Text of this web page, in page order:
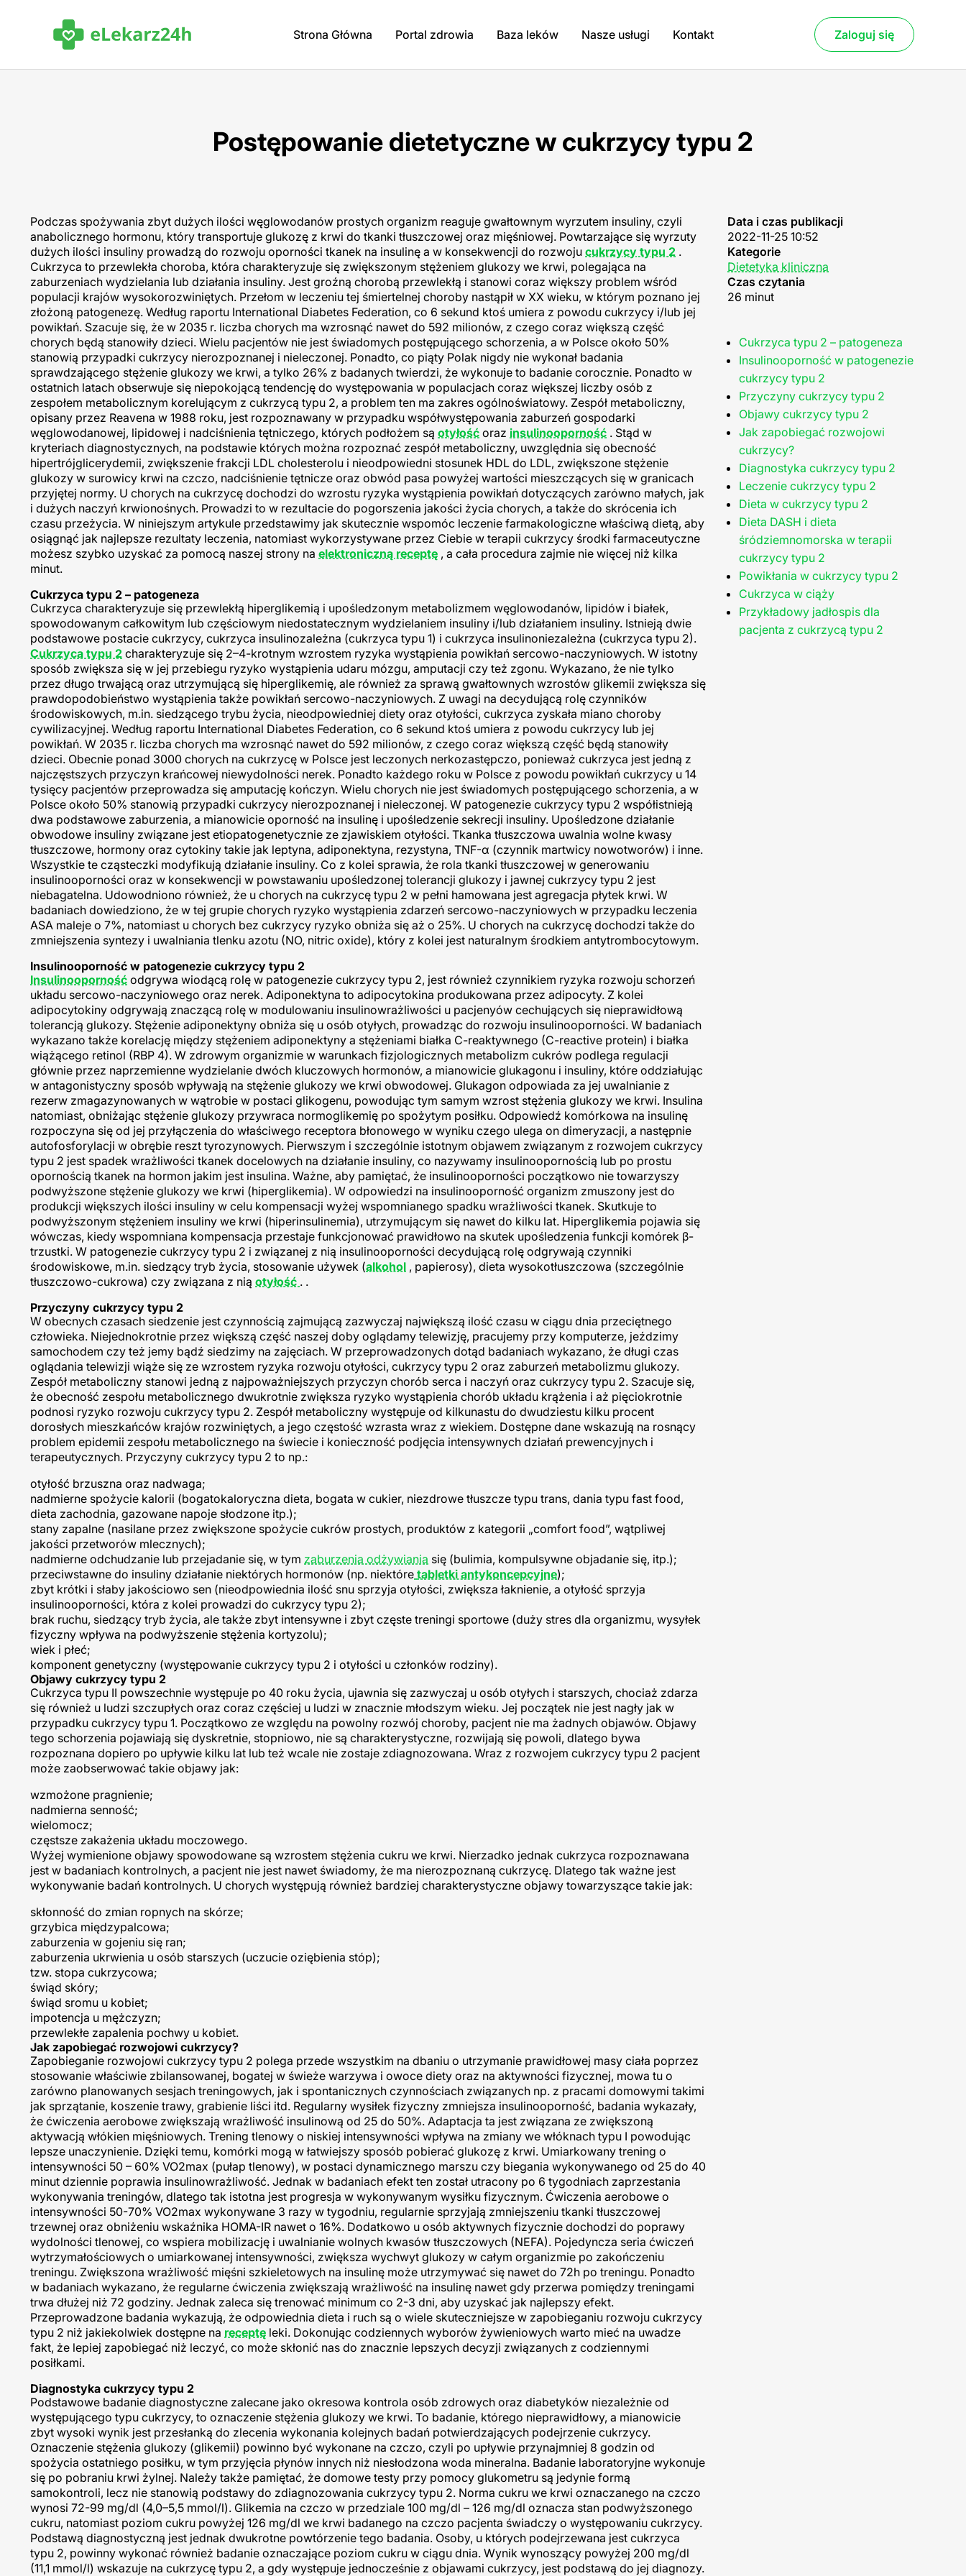
Strona Główna Portal zdrowia Baza leków Nasze usługi Kontakt Zaloguj się
Postępowanie dietetyczne w cukrzycy typu 2
Data i czas publikacji
2022-11-25 10:52
Kategorie
Dietetyka kliniczna
Czas czytania
26 minut
Cukrzyca typu 2 – patogeneza
Insulinooporność w patogenezie
cukrzycy typu 2
Przyczyny cukrzycy typu 2
Objawy cukrzycy typu 2
Jak zapobiegać rozwojowi
cukrzycy?
Diagnostyka cukrzycy typu 2
Leczenie cukrzycy typu 2
Dieta w cukrzycy typu 2
Dieta DASH i dieta
śródziemnomorska w terapii
cukrzycy typu 2
Powikłania w cukrzycy typu 2
Cukrzyca w ciąży
Przykładowy jadłospis dla
pacjenta z cukrzycą typu 2
Podczas spożywania zbyt dużych ilości węglowodanów prostych organizm reaguje gwałtownym wyrzutem insuliny, czyli
anabolicznego hormonu, który transportuje glukozę z krwi do tkanki tłuszczowej oraz mięśniowej. Powtarzające się wyrzuty
dużych ilości insuliny prowadzą do rozwoju oporności tkanek na insulinę a w konsekwencji do rozwoju cukrzycy typu 2 .
Cukrzyca to przewlekła choroba, która charakteryzuje się zwiększonym stężeniem glukozy we krwi, polegająca na
zaburzeniach wydzielania lub działania insuliny. Jest groźną chorobą przewlekłą i stanowi coraz większy problem wśród
populacji krajów wysokorozwiniętych. Przełom w leczeniu tej śmiertelnej choroby nastąpił w XX wieku, w którym poznano jej
złożoną patogenezę. Według raportu International Diabetes Federation, co 6 sekund ktoś umiera z powodu cukrzycy i/lub jej
powikłań. Szacuje się, że w 2035 r. liczba chorych ma wzrosnąć nawet do 592 milionów, z czego coraz większą część
chorych będą stanowiły dzieci. Wielu pacjentów nie jest świadomych postępującego schorzenia, a w Polsce około 50%
stanowią przypadki cukrzycy nierozpoznanej i nieleczonej. Ponadto, co piąty Polak nigdy nie wykonał badania
sprawdzającego stężenie glukozy we krwi, a tylko 26% z badanych twierdzi, że wykonuje to badanie corocznie. Ponadto w
ostatnich latach obserwuje się niepokojącą tendencję do występowania w populacjach coraz większej liczby osób z
zespołem metabolicznym korelującym z cukrzycą typu 2, a problem ten ma zakres ogólnoświatowy. Zespół metaboliczny,
opisany przez Reavena w 1988 roku, jest rozpoznawany w przypadku współwystępowania zaburzeń gospodarki
węglowodanowej, lipidowej i nadciśnienia tętniczego, których podłożem są otyłość oraz insulinooporność . Stąd w
kryteriach diagnostycznych, na podstawie których można rozpoznać zespół metaboliczny, uwzględnia się obecność
hipertrójglicerydemii, zwiększenie frakcji LDL cholesterolu i nieodpowiedni stosunek HDL do LDL, zwiększone stężenie
glukozy w surowicy krwi na czczo, nadciśnienie tętnicze oraz obwód pasa powyżej wartości mieszczących się w granicach
przyjętej normy. U chorych na cukrzycę dochodzi do wzrostu ryzyka wystąpienia powikłań dotyczących zarówno małych, jak
i dużych naczyń krwionośnych. Prowadzi to w rezultacie do pogorszenia jakości życia chorych, a także do skrócenia ich
czasu przeżycia. W niniejszym artykule przedstawimy jak skutecznie wspomóc leczenie farmakologiczne właściwą dietą, aby
osiągnąć jak najlepsze rezultaty leczenia, natomiast wykorzystywane przez Ciebie w terapii cukrzycy środki farmaceutyczne
możesz szybko uzyskać za pomocą naszej strony na elektroniczną receptę , a cała procedura zajmie nie więcej niż kilka
minut.
Cukrzyca typu 2 – patogeneza
Cukrzyca charakteryzuje się przewlekłą hiperglikemią i upośledzonym metabolizmem węglowodanów, lipidów i białek,
spowodowanym całkowitym lub częściowym niedostatecznym wydzielaniem insuliny i/lub działaniem insuliny. Istnieją dwie
podstawowe postacie cukrzycy, cukrzyca insulinozależna (cukrzyca typu 1) i cukrzyca insulinoniezależna (cukrzyca typu 2).
Cukrzyca typu 2 charakteryzuje się 2–4-krotnym wzrostem ryzyka wystąpienia powikłań sercowo-naczyniowych. W istotny
sposób zwiększa się w jej przebiegu ryzyko wystąpienia udaru mózgu, amputacji czy też zgonu. Wykazano, że nie tylko
przez długo trwającą oraz utrzymującą się hiperglikemię, ale również za sprawą gwałtownych wzrostów glikemii zwiększa się
prawdopodobieństwo wystąpienia także powikłań sercowo-naczyniowych. Z uwagi na decydującą rolę czynników
środowiskowych, m.in. siedzącego trybu życia, nieodpowiedniej diety oraz otyłości, cukrzyca zyskała miano choroby
cywilizacyjnej. Według raportu International Diabetes Federation, co 6 sekund ktoś umiera z powodu cukrzycy lub jej
powikłań. W 2035 r. liczba chorych ma wzrosnąć nawet do 592 milionów, z czego coraz większą część będą stanowiły
dzieci. Obecnie ponad 3000 chorych na cukrzycę w Polsce jest leczonych nerkozastępczo, ponieważ cukrzyca jest jedną z
najczęstszych przyczyn krańcowej niewydolności nerek. Ponadto każdego roku w Polsce z powodu powikłań cukrzycy u 14
tysięcy pacjentów przeprowadza się amputację kończyn. Wielu chorych nie jest świadomych postępującego schorzenia, a w
Polsce około 50% stanowią przypadki cukrzycy nierozpoznanej i nieleczonej. W patogenezie cukrzycy typu 2 współistnieją
dwa podstawowe zaburzenia, a mianowicie oporność na insulinę i upośledzenie sekrecji insuliny. Upośledzone działanie
obwodowe insuliny związane jest etiopatogenetycznie ze zjawiskiem otyłości. Tkanka tłuszczowa uwalnia wolne kwasy
tłuszczowe, hormony oraz cytokiny takie jak leptyna, adiponektyna, rezystyna, TNF-α (czynnik martwicy nowotworów) i inne.
Wszystkie te cząsteczki modyfikują działanie insuliny. Co z kolei sprawia, że rola tkanki tłuszczowej w generowaniu
insulinooporności oraz w konsekwencji w powstawaniu upośledzonej tolerancji glukozy i jawnej cukrzycy typu 2 jest
niebagatelna. Udowodniono również, że u chorych na cukrzycę typu 2 w pełni hamowana jest agregacja płytek krwi. W
badaniach dowiedziono, że w tej grupie chorych ryzyko wystąpienia zdarzeń sercowo-naczyniowych w przypadku leczenia
ASA maleje o 7%, natomiast u chorych bez cukrzycy ryzyko obniża się aż o 25%. U chorych na cukrzycę dochodzi także do
zmniejszenia syntezy i uwalniania tlenku azotu (NO, nitric oxide), który z kolei jest naturalnym środkiem antytrombocytowym.
Insulinooporność w patogenezie cukrzycy typu 2
Insulinooporność odgrywa wiodącą rolę w patogenezie cukrzycy typu 2, jest również czynnikiem ryzyka rozwoju schorzeń
układu sercowo-naczyniowego oraz nerek. Adiponektyna to adipocytokina produkowana przez adipocyty. Z kolei
adipocytokiny odgrywają znaczącą rolę w modulowaniu insulinowrażliwości u pacjenyów cechujących się nieprawidłową
tolerancją glukozy. Stężenie adiponektyny obniża się u osób otyłych, prowadząc do rozwoju insulinooporności. W badaniach
wykazano także korelację między stężeniem adiponektyny a stężeniami białka C-reaktywnego (C-reactive protein) i białka
wiążącego retinol (RBP 4). W zdrowym organizmie w warunkach fizjologicznych metabolizm cukrów podlega regulacji
głównie przez naprzemienne wydzielanie dwóch kluczowych hormonów, a mianowicie glukagonu i insuliny, które oddziałując
w antagonistyczny sposób wpływają na stężenie glukozy we krwi obwodowej. Glukagon odpowiada za jej uwalnianie z
rezerw zmagazynowanych w wątrobie w postaci glikogenu, powodując tym samym wzrost stężenia glukozy we krwi. Insulina
natomiast, obniżając stężenie glukozy przywraca normoglikemię po spożytym posiłku. Odpowiedź komórkowa na insulinę
rozpoczyna się od jej przyłączenia do właściwego receptora błonowego w wyniku czego ulega on dimeryzacji, a następnie
autofosforylacji w obrębie reszt tyrozynowych. Pierwszym i szczególnie istotnym objawem związanym z rozwojem cukrzycy
typu 2 jest spadek wrażliwości tkanek docelowych na działanie insuliny, co nazywamy insulinoopornością lub po prostu
opornością tkanek na hormon jakim jest insulina. Ważne, aby pamiętać, że insulinooporności początkowo nie towarzyszy
podwyższone stężenie glukozy we krwi (hiperglikemia). W odpowiedzi na insulinooporność organizm zmuszony jest do
produkcji większych ilości insuliny w celu kompensacji wyżej wspomnianego spadku wrażliwości tkanek. Skutkuje to
podwyższonym stężeniem insuliny we krwi (hiperinsulinemia), utrzymującym się nawet do kilku lat. Hiperglikemia pojawia się
wówczas, kiedy wspomniana kompensacja przestaje funkcjonować prawidłowo na skutek upośledzenia funkcji komórek β-
trzustki. W patogenezie cukrzycy typu 2 i związanej z nią insulinooporności decydującą rolę odgrywają czynniki
środowiskowe, m.in. siedzący tryb życia, stosowanie używek (alkohol , papierosy), dieta wysokotłuszczowa (szczególnie
tłuszczowo-cukrowa) czy związana z nią otyłość . .
Przyczyny cukrzycy typu 2
W obecnych czasach siedzenie jest czynnością zajmującą zazwyczaj największą ilość czasu w ciągu dnia przeciętnego
człowieka. Niejednokrotnie przez większą część naszej doby oglądamy telewizję, pracujemy przy komputerze, jeździmy
samochodem czy też jemy bądź siedzimy na zajęciach. W przeprowadzonych dotąd badaniach wykazano, że długi czas
oglądania telewizji wiąże się ze wzrostem ryzyka rozwoju otyłości, cukrzycy typu 2 oraz zaburzeń metabolizmu glukozy.
Zespół metaboliczny stanowi jedną z najpoważniejszych przyczyn chorób serca i naczyń oraz cukrzycy typu 2. Szacuje się,
że obecność zespołu metabolicznego dwukrotnie zwiększa ryzyko wystąpienia chorób układu krążenia i aż pięciokrotnie
podnosi ryzyko rozwoju cukrzycy typu 2. Zespół metaboliczny występuje od kilkunastu do dwudziestu kilku procent
dorosłych mieszkańców krajów rozwiniętych, a jego częstość wzrasta wraz z wiekiem. Dostępne dane wskazują na rosnący
problem epidemii zespołu metabolicznego na świecie i konieczność podjęcia intensywnych działań prewencyjnych i
terapeutycznych. Przyczyny cukrzycy typu 2 to np.:
otyłość brzuszna oraz nadwaga;
nadmierne spożycie kalorii (bogatokaloryczna dieta, bogata w cukier, niezdrowe tłuszcze typu trans, dania typu fast food,
dieta zachodnia, gazowane napoje słodzone itp.);
stany zapalne (nasilane przez zwiększone spożycie cukrów prostych, produktów z kategorii „comfort food”, wątpliwej
jakości przetworów mlecznych);
nadmierne odchudzanie lub przejadanie się, w tym zaburzenia odżywiania się (bulimia, kompulsywne objadanie się, itp.);
przeciwstawne do insuliny działanie niektórych hormonów (np. niektóre tabletki antykoncepcyjne);
zbyt krótki i słaby jakościowo sen (nieodpowiednia ilość snu sprzyja otyłości, zwiększa łaknienie, a otyłość sprzyja
insulinooporności, która z kolei prowadzi do cukrzycy typu 2);
brak ruchu, siedzący tryb życia, ale także zbyt intensywne i zbyt częste treningi sportowe (duży stres dla organizmu, wysyłek
fizyczny wpływa na podwyższenie stężenia kortyzolu);
wiek i płeć;
komponent genetyczny (występowanie cukrzycy typu 2 i otyłości u członków rodziny).
Objawy cukrzycy typu 2
Cukrzyca typu II powszechnie występuje po 40 roku życia, ujawnia się zazwyczaj u osób otyłych i starszych, chociaż zdarza
się również u ludzi szczupłych oraz coraz częściej u ludzi w znacznie młodszym wieku. Jej początek nie jest nagły jak w
przypadku cukrzycy typu 1. Początkowo ze względu na powolny rozwój choroby, pacjent nie ma żadnych objawów. Objawy
tego schorzenia pojawiają się dyskretnie, stopniowo, nie są charakterystyczne, rozwijają się powoli, dlatego bywa
rozpoznana dopiero po upływie kilku lat lub też wcale nie zostaje zdiagnozowana. Wraz z rozwojem cukrzycy typu 2 pacjent
może zaobserwować takie objawy jak:
wzmożone pragnienie;
nadmierna senność;
wielomocz;
częstsze zakażenia układu moczowego.
Wyżej wymienione objawy spowodowane są wzrostem stężenia cukru we krwi. Nierzadko jednak cukrzyca rozpoznawana
jest w badaniach kontrolnych, a pacjent nie jest nawet świadomy, że ma nierozpoznaną cukrzycę. Dlatego tak ważne jest
wykonywanie badań kontrolnych. U chorych występują również bardziej charakterystyczne objawy towarzyszące takie jak:
skłonność do zmian ropnych na skórze;
grzybica międzypalcowa;
zaburzenia w gojeniu się ran;
zaburzenia ukrwienia u osób starszych (uczucie oziębienia stóp);
tzw. stopa cukrzycowa;
świąd skóry;
świąd sromu u kobiet;
impotencja u mężczyzn;
przewlekłe zapalenia pochwy u kobiet.
Jak zapobiegać rozwojowi cukrzycy?
Zapobieganie rozwojowi cukrzycy typu 2 polega przede wszystkim na dbaniu o utrzymanie prawidłowej masy ciała poprzez
stosowanie właściwie zbilansowanej, bogatej w świeże warzywa i owoce diety oraz na aktywności fizycznej, mowa tu o
zarówno planowanych sesjach treningowych, jak i spontanicznych czynnościach związanych np. z pracami domowymi takimi
jak sprzątanie, koszenie trawy, grabienie liści itd. Regularny wysiłek fizyczny zmniejsza insulinooporność, badania wykazały,
że ćwiczenia aerobowe zwiększają wrażliwość insulinową od 25 do 50%. Adaptacja ta jest związana ze zwiększoną
aktywacją włókien mięśniowych. Trening tlenowy o niskiej intensywności wpływa na zmiany we włóknach typu I powodując
lepsze unaczynienie. Dzięki temu, komórki mogą w łatwiejszy sposób pobierać glukozę z krwi. Umiarkowany trening o
intensywności 50 – 60% VO2max (pułap tlenowy), w postaci dynamicznego marszu czy biegania wykonywanego od 25 do 40
minut dziennie poprawia insulinowrażliwość. Jednak w badaniach efekt ten został utracony po 6 tygodniach zaprzestania
wykonywania treningów, dlatego tak istotna jest progresja w wykonywanym wysiłku fizycznym. Ćwiczenia aerobowe o
intensywności 50-70% VO2max wykonywane 3 razy w tygodniu, regularnie sprzyjają zmniejszeniu tkanki tłuszczowej
trzewnej oraz obniżeniu wskaźnika HOMA-IR nawet o 16%. Dodatkowo u osób aktywnych fizycznie dochodzi do poprawy
wydolności tlenowej, co wspiera mobilizację i uwalnianie wolnych kwasów tłuszczowych (NEFA). Pojedyncza seria ćwiczeń
wytrzymałościowych o umiarkowanej intensywności, zwiększa wychwyt glukozy w całym organizmie po zakończeniu
treningu. Zwiększona wrażliwość mięśni szkieletowych na insulinę może utrzymywać się nawet do 72h po treningu. Ponadto
w badaniach wykazano, że regularne ćwiczenia zwiększają wrażliwość na insulinę nawet gdy przerwa pomiędzy treningami
trwa dłużej niż 72 godziny. Jednak zaleca się trenować minimum co 2-3 dni, aby uzyskać jak najlepszy efekt.
Przeprowadzone badania wykazują, że odpowiednia dieta i ruch są o wiele skuteczniejsze w zapobieganiu rozwoju cukrzycy
typu 2 niż jakiekolwiek dostępne na receptę leki. Dokonując codziennych wyborów żywieniowych warto mieć na uwadze
fakt, że lepiej zapobiegać niż leczyć, co może skłonić nas do znacznie lepszych decyzji związanych z codziennymi
posiłkami.
Diagnostyka cukrzycy typu 2
Podstawowe badanie diagnostyczne zalecane jako okresowa kontrola osób zdrowych oraz diabetyków niezależnie od
występującego typu cukrzycy, to oznaczenie stężenia glukozy we krwi. To badanie, którego nieprawidłowy, a mianowicie
zbyt wysoki wynik jest przesłanką do zlecenia wykonania kolejnych badań potwierdzających podejrzenie cukrzycy.
Oznaczenie stężenia glukozy (glikemii) powinno być wykonane na czczo, czyli po upływie przynajmniej 8 godzin od
spożycia ostatniego posiłku, w tym przyjęcia płynów innych niż niesłodzona woda mineralna. Badanie laboratoryjne wykonuje
się po pobraniu krwi żylnej. Należy także pamiętać, że domowe testy przy pomocy glukometru są jedynie formą
samokontroli, lecz nie stanowią podstawy do zdiagnozowania cukrzycy typu 2. Norma cukru we krwi oznaczanego na czczo
wynosi 72-99 mg/dl (4,0–5,5 mmol/l). Glikemia na czczo w przedziale 100 mg/dl – 126 mg/dl oznacza stan podwyższonego
cukru, natomiast poziom cukru powyżej 126 mg/dl we krwi badanego na czczo pacjenta świadczy o występowaniu cukrzycy.
Podstawą diagnostyczną jest jednak dwukrotne powtórzenie tego badania. Osoby, u których podejrzewana jest cukrzyca
typu 2, powinny wykonać również badanie oznaczające poziom cukru w ciągu dnia. Wynik wynoszący powyżej 200 mg/dl
(11,1 mmol/l) wskazuje na cukrzycę typu 2, a gdy występuje jednocześnie z objawami cukrzycy, jest podstawą do jej diagnozy.